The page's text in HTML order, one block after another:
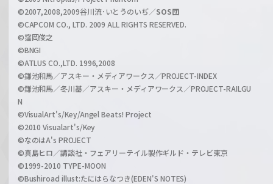
l
©2007,2008,2009谷川流･いとうのいぢ／SOS団
©CAPCOM CO., LTD. 2009 ALL RIGHTS RESERVED.
©窪岡俊之
©BNGI
©ATLUS CO.,LTD. 1996,2008
©鎌池和馬／アスキー・メディアワークス／PROJECT-INDEX
©鎌池和馬／冬川基／アスキー・メディアワークス／PROJECT-RAILGU
N
©VisualArt's/Key/Angel Beats! Project
©2010 Visualart's/Key
©なのはA's PROJECT
©真島ヒロ／講談社・フェアリーテイル製作ギルド・テレビ東京
©1999-2010 TYPE-MOON
©Bushiroad illust:たにはらなつき(EDEN'S NOTES)